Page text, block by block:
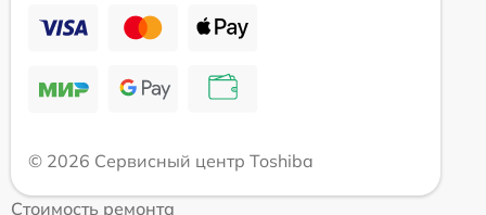
© 2026 Сервисный центр Toshiba
Стоимость ремонта